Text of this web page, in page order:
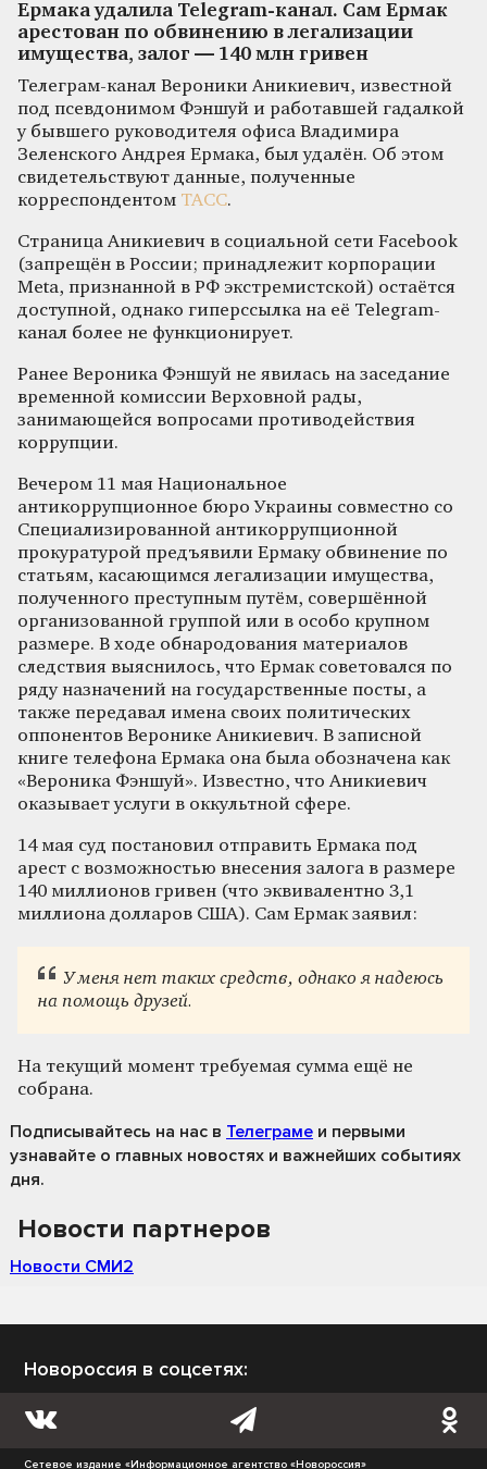
Ермака удалила Telegram-канал. Сам Ермак
арестован по обвинению в легализации
имущества, залог — 140 млн гривен
Телеграм-канал Вероники Аникиевич, известной
под псевдонимом Фэншуй и работавшей гадалкой
у бывшего руководителя офиса Владимира
Зеленского Андрея Ермака, был удалён. Об этом
свидетельствуют данные, полученные
корреспондентом ТАСС.
Страница Аникиевич в социальной сети Facebook
(запрещён в России; принадлежит корпорации
Meta, признанной в РФ экстремистской) остаётся
доступной, однако гиперссылка на её Telegram-
канал более не функционирует.
Ранее Вероника Фэншуй не явилась на заседание
временной комиссии Верховной рады,
занимающейся вопросами противодействия
коррупции.
Вечером 11 мая Национальное
антикоррупционное бюро Украины совместно со
Специализированной антикоррупционной
прокуратурой предъявили Ермаку обвинение по
статьям, касающимся легализации имущества,
полученного преступным путём, совершённой
организованной группой или в особо крупном
размере. В ходе обнародования материалов
следствия выяснилось, что Ермак советовался по
ряду назначений на государственные посты, а
также передавал имена своих политических
оппонентов Веронике Аникиевич. В записной
книге телефона Ермака она была обозначена как
«Вероника Фэншуй». Известно, что Аникиевич
оказывает услуги в оккультной сфере.
14 мая суд постановил отправить Ермака под
арест с возможностью внесения залога в размере
140 миллионов гривен (что эквивалентно 3,1
миллиона долларов США). Сам Ермак заявил:
У меня нет таких средств, однако я надеюсь
на помощь друзей.
На текущий момент требуемая сумма ещё не
собрана.
Подписывайтесь на нас в Телеграме и первыми
узнавайте о главных новостях и важнейших событиях
дня.
Новости партнеров
Новости СМИ2
Новороссия в соцсетях:
Сетевое издание «Информационное агентство «Новороссия»